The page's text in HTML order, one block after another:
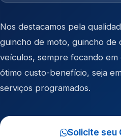
Nos destacamos pela
guincho de moto, guincho de
veículos, sempre focando
ótimo custo-benefício, seja
serviços programados.
Solicite seu